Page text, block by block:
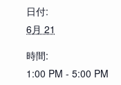
日付:
6月 21
時間:
1:00 PM - 5:00 PM